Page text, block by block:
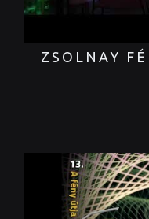
ZSOLNAY